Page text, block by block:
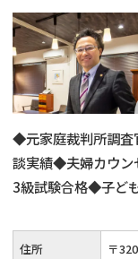
◆元家庭裁判所調査
談実績◆夫婦カウン
3級試験合格◆子ど
請求もお任せくだ
「京町西バス停」
住所 〒320